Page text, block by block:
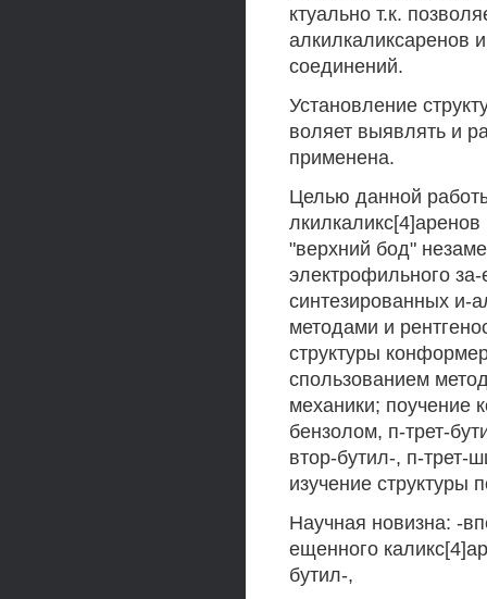
ктуально т.к.
алкилкаликсаренов
соединений.
Установление
воляет выявлять и
применена.
Целью данной
"верхний бод"
электрофильного
синтезированных и-
методами и
структуры
спользованием
механики; поучение
бензолом, п-трет-
втор-бутил-, п-трет-
изучение
Научная новизна: -
ещенного
бутил-,